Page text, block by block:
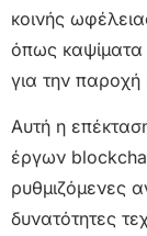
κοινής
όπως καψίματα
για την παροχή
Αυτή η
έργων
ρυθμιζόμενες
δυνατότητες